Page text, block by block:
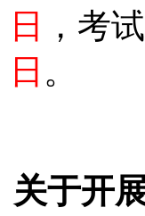
日
，考
日 。
关于开